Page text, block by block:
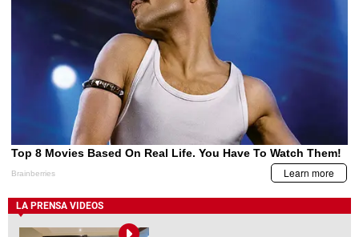
LA PRENSA VIDEOS